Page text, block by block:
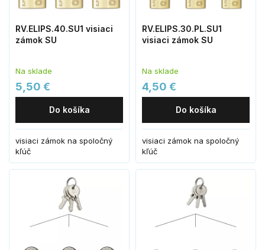
RV.ELIPS.40.SU1 visiaci
zámok SU
Na sklade
5,50 €
Do košíka
visiaci zámok na spoločný
kľúč
RV.ELIPS.30.PL.SU1
visiaci zámok SU
Na sklade
4,50 €
Do košíka
visiaci zámok na spoločný
kľúč